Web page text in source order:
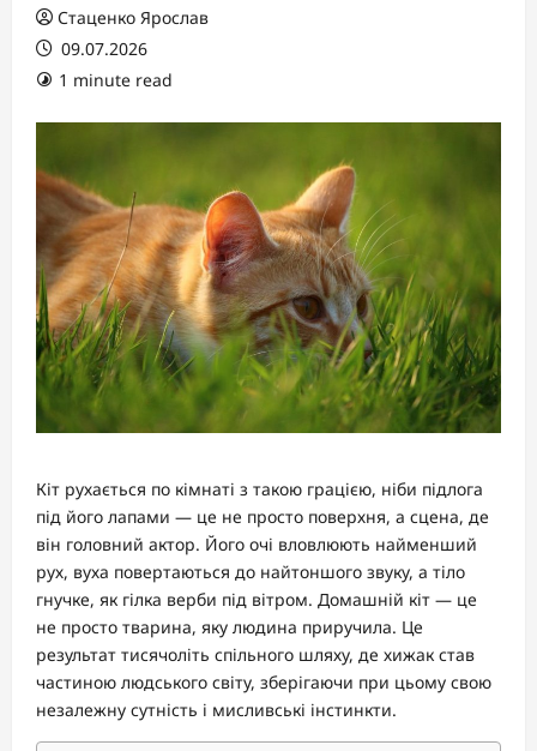
Стаценко Ярослав
09.07.2026
1 minute read
Кіт рухається по кімнаті з такою грацією, ніби підлога
під його лапами — це не просто поверхня, а сцена, де
він головний актор. Його очі вловлюють найменший
рух, вуха повертаються до найтоншого звуку, а тіло
гнучке, як гілка верби під вітром. Домашній кіт — це
не просто тварина, яку людина приручила. Це
результат тисячоліть спільного шляху, де хижак став
частиною людського світу, зберігаючи при цьому свою
незалежну сутність і мисливські інстинкти.